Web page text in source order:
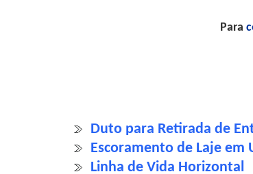
Para
Duto para Retirada de
Escoramento de Laje em
Linha de Vida Horizontal